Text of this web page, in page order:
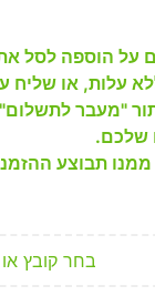
על הוספה לסל
עלות, או שליח עד
"מעבר לתשלום"
שלכם.
תבוצע
בחר קובץ